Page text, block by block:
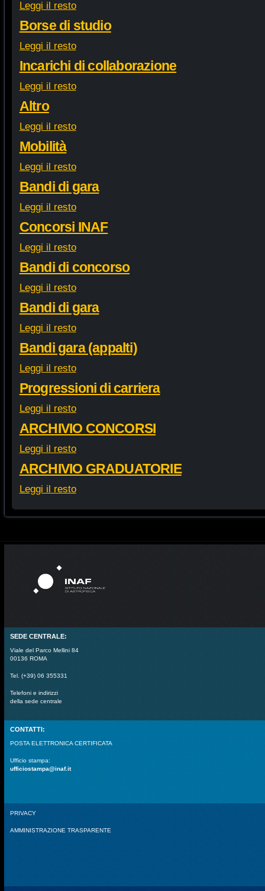
Leggi il resto
Borse di studio
Leggi il resto
Incarichi di collaborazione
Leggi il resto
Altro
Leggi il resto
Mobilità
Leggi il resto
Bandi di gara
Leggi il resto
Concorsi INAF
Leggi il resto
Bandi di concorso
Leggi il resto
Bandi di gara
Leggi il resto
Bandi gara (appalti)
Leggi il resto
Progressioni di carriera
Leggi il resto
ARCHIVIO CONCORSI
Leggi il resto
ARCHIVIO GRADUATORIE
Leggi il resto
SEDE CENTRALE:
Viale del Parco Mellini 84
00136 ROMA
Tel. (+39) 06 355331
Telefoni e indirizzi
della sede centrale
CONTATTI:
POSTA ELETTRONICA CERTIFICATA
Ufficio stampa:
ufficiostampa@inaf.it
PRIVACY
AMMINISTRAZIONE TRASPARENTE